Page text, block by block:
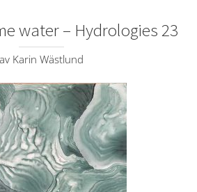
water – Hydrologies 23
av Karin Wästlund